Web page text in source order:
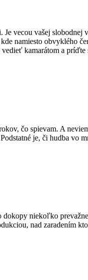
vecou vašej
namiesto
kamarátom a
čo spievam. A
je, či hudba
niekoľko
nad zaradením